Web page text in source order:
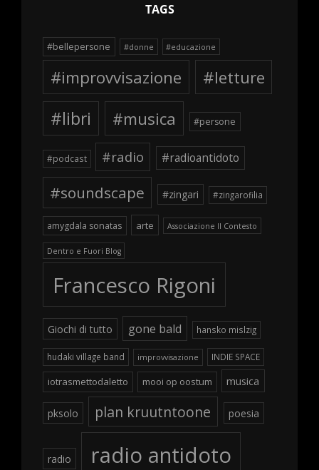
TAGS
#bellepersone #donne #educazione
#improvvisazione
#letture
#libri
#musica #persone
#podcast #radio #radioantidoto
#soundscape #zingari #zingarofilia
amygdala sonatas arte Associazione Il Contesto
Dentro e Fuori Blog
Francesco Rigoni
Giochi di tutto gone bald hansko mislzig
hudaki village band improvvisazione INDIE SPACE
iotrasmettodaletto mooi op oostum musica
pksolo plan kruutntoone poesia
radio radio antidoto